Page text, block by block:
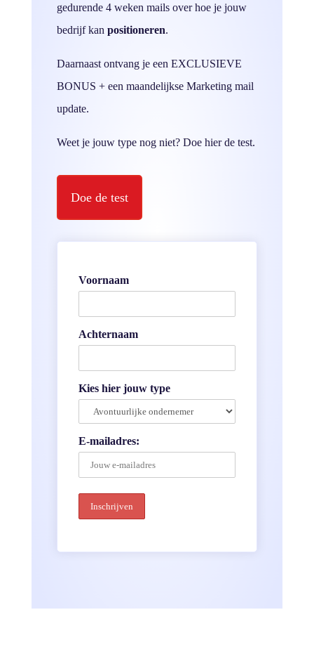
gedurende 4 weken mails over hoe je jouw
bedrijf kan positioneren.
Daarnaast ontvang je een EXCLUSIEVE
BONUS + een maandelijkse Marketing mail
update.
Weet je jouw type nog niet? Doe hier de test.
Doe de test
Voornaam
Achternaam
Kies hier jouw type
E-mailadres: